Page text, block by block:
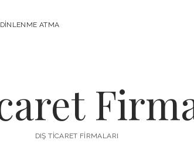
DINLENME ATMA
DIŞ TICARET FIRMALARI